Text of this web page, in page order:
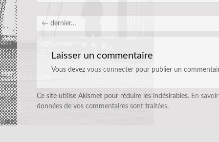
← dernier…
Laisser un commentaire
Vous devez vous connecter pour publier un
Ce site utilise Akismet pour réduire les indésirables. En
données de vos commentaires sont traitées.